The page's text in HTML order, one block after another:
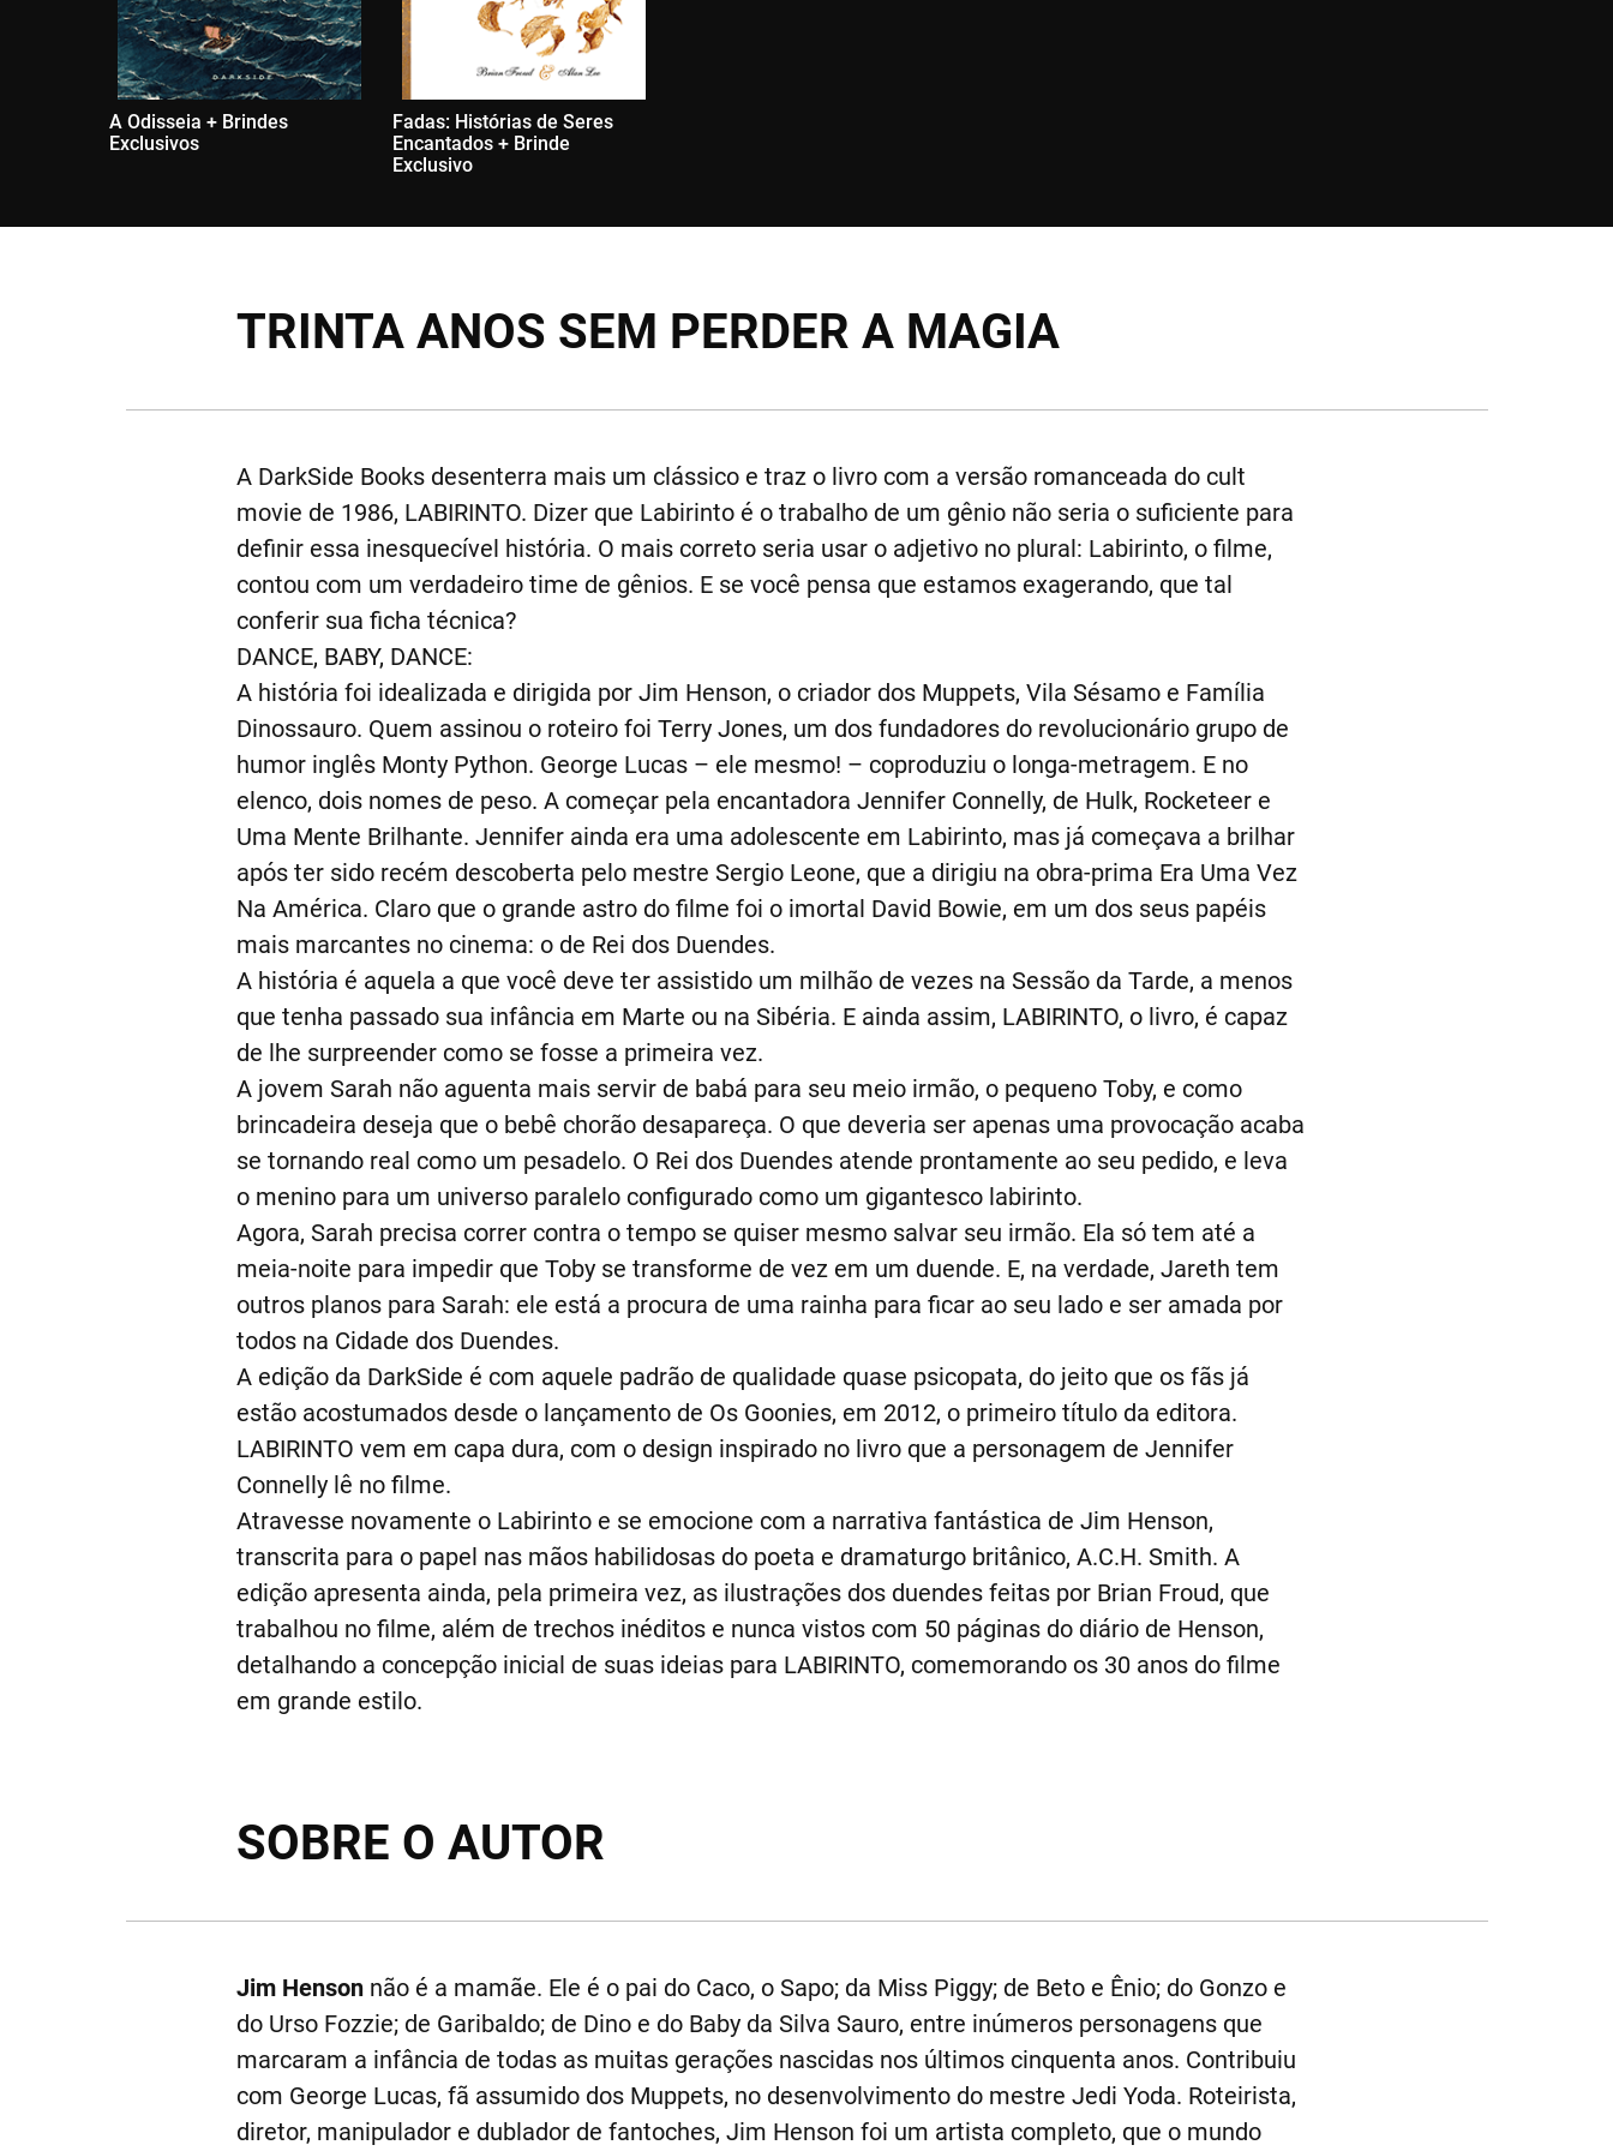
A Odisseia + Brindes
Exclusivos
Fadas: Histórias de Seres
Encantados + Brinde
Exclusivo
TRINTA ANOS SEM PERDER A MAGIA
A DarkSide Books desenterra mais um clássico e traz o livro com a versão romanceada do cult
movie de 1986, LABIRINTO. Dizer que Labirinto é o trabalho de um gênio não seria o suficiente para
definir essa inesquecível história. O mais correto seria usar o adjetivo no plural: Labirinto, o filme,
contou com um verdadeiro time de gênios. E se você pensa que estamos exagerando, que tal
conferir sua ficha técnica?
DANCE, BABY, DANCE:
A história foi idealizada e dirigida por Jim Henson, o criador dos Muppets, Vila Sésamo e Família
Dinossauro. Quem assinou o roteiro foi Terry Jones, um dos fundadores do revolucionário grupo de
humor inglês Monty Python. George Lucas – ele mesmo! – coproduziu o longa-metragem. E no
elenco, dois nomes de peso. A começar pela encantadora Jennifer Connelly, de Hulk, Rocketeer e
Uma Mente Brilhante. Jennifer ainda era uma adolescente em Labirinto, mas já começava a brilhar
após ter sido recém descoberta pelo mestre Sergio Leone, que a dirigiu na obra-prima Era Uma Vez
Na América. Claro que o grande astro do filme foi o imortal David Bowie, em um dos seus papéis
mais marcantes no cinema: o de Rei dos Duendes.
A história é aquela a que você deve ter assistido um milhão de vezes na Sessão da Tarde, a menos
que tenha passado sua infância em Marte ou na Sibéria. E ainda assim, LABIRINTO, o livro, é capaz
de lhe surpreender como se fosse a primeira vez.
A jovem Sarah não aguenta mais servir de babá para seu meio irmão, o pequeno Toby, e como
brincadeira deseja que o bebê chorão desapareça. O que deveria ser apenas uma provocação acaba
se tornando real como um pesadelo. O Rei dos Duendes atende prontamente ao seu pedido, e leva
o menino para um universo paralelo configurado como um gigantesco labirinto.
Agora, Sarah precisa correr contra o tempo se quiser mesmo salvar seu irmão. Ela só tem até a
meia-noite para impedir que Toby se transforme de vez em um duende. E, na verdade, Jareth tem
outros planos para Sarah: ele está a procura de uma rainha para ficar ao seu lado e ser amada por
todos na Cidade dos Duendes.
A edição da DarkSide é com aquele padrão de qualidade quase psicopata, do jeito que os fãs já
estão acostumados desde o lançamento de Os Goonies, em 2012, o primeiro título da editora.
LABIRINTO vem em capa dura, com o design inspirado no livro que a personagem de Jennifer
Connelly lê no filme.
Atravesse novamente o Labirinto e se emocione com a narrativa fantástica de Jim Henson,
transcrita para o papel nas mãos habilidosas do poeta e dramaturgo britânico, A.C.H. Smith. A
edição apresenta ainda, pela primeira vez, as ilustrações dos duendes feitas por Brian Froud, que
trabalhou no filme, além de trechos inéditos e nunca vistos com 50 páginas do diário de Henson,
detalhando a concepção inicial de suas ideias para LABIRINTO, comemorando os 30 anos do filme
em grande estilo.
SOBRE O AUTOR
Jim Hensonnão é a mamãe. Ele é o pai do Caco, o Sapo; da Miss Piggy; de Beto e Ênio; do Gonzo e
do Urso Fozzie; de Garibaldo; de Dino e do Baby da Silva Sauro, entre inúmeros personagens que
marcaram a infância de todas as muitas gerações nascidas nos últimos cinquenta anos. Contribuiu
com George Lucas, fã assumido dos Muppets, no desenvolvimento do mestre Jedi Yoda. Roteirista,
diretor, manipulador e dublador de fantoches, Jim Henson foi um artista completo, que o mundo